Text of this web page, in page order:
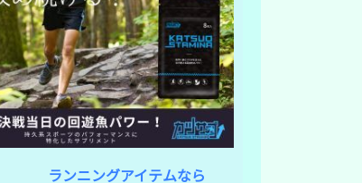
ランニングアイテムなら